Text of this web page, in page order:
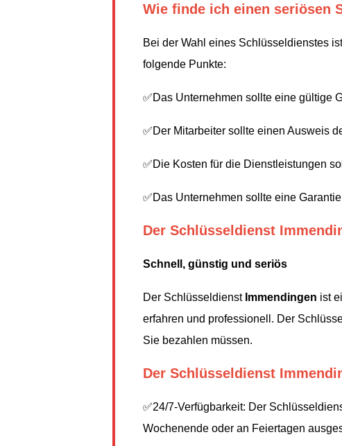
Wie finde ich einen seriösen
Bei der Wahl eines Schlüsseldienstes
folgende Punkte:
✅Das Unternehmen sollte eine gültige
✅Der Mitarbeiter sollte einen Ausweis
✅Die Kosten für die Dienstleistungen
✅Das Unternehmen sollte eine
Der Schlüsseldienst
Schnell, günstig und seriös
Der Schlüsseldienst Immendingen ist
erfahren und professionell. Der
Sie bezahlen müssen.
Der Schlüsseldienst
✅24/7-Verfügbarkeit: Der
Wochenende oder an Feiertagen